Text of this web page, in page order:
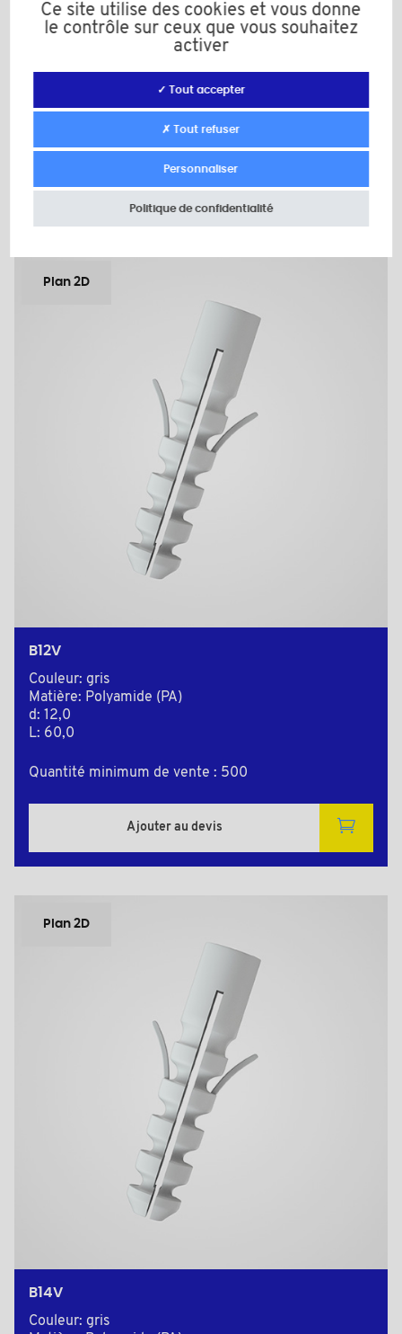
B10V
Couleur: gris
Matière: Polyamide (PA)
d: 10,0
Quantité minimum de vente : 500
Ajouter au devis
Plan 2D
B12V
Couleur: gris
Matière: Polyamide (PA)
d: 12,0
L: 60,0
Quantité minimum de vente : 500
Ajouter au devis
Plan 2D
B14V
Couleur: gris
Ce site utilise des cookies et vous donne
le contrôle sur ceux que vous souhaitez
activer
✓ Tout accepter
✗ Tout refuser
Personnaliser
Politique de confidentialité